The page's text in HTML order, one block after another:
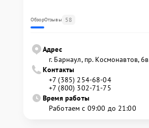
ОбзорОтзывы 58
Адрес
г. Барнаул, ​пр. Космонавтов, 6в
Контакты
+7 (385) 254-68-04
+7 (800) 302-71-75
Время работы
Работаем с 09:00 до 21:00